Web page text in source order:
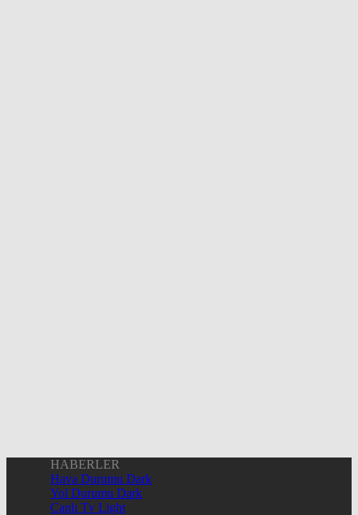
HABERLER
Hava Durumu Dark
Yol Durumu Dark
Canlı Tv Light